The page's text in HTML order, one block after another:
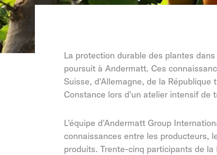
La protection durable des plantes
poursuit à Andermatt. Ces
Suisse, d'Allemagne, de la
Constance lors d'un atelier intensif de
L'équipe d'Andermatt Group
connaissances entre les producteurs,
produits. Trente-cinq participants de